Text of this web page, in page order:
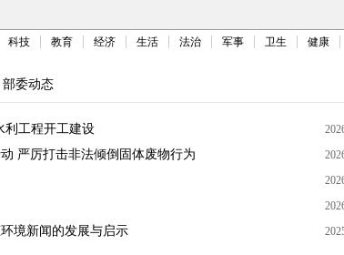
科技 教育 经济 生活 法治 军事 卫生 健康
部委动态
利工程开工建设
严厉打击非法倾倒固体废物行为
境新闻的发展与启示